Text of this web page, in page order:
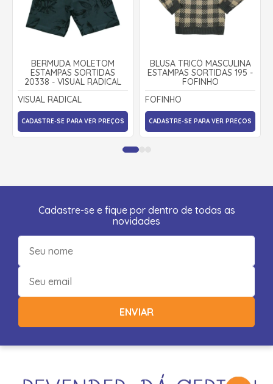
BERMUDA MOLETOM
ESTAMPAS SORTIDAS
20338 - VISUAL RADICAL
VISUAL RADICAL
CADASTRE-SE PARA VER PREÇOS
BLUSA TRICÔ MASCULINA
ESTAMPAS SORTIDAS 195 -
FOFINHO
FOFINHO
CADASTRE-SE PARA VER PREÇOS
Cadastre-se e fique por dentro de todas as
novidades
ENVIAR